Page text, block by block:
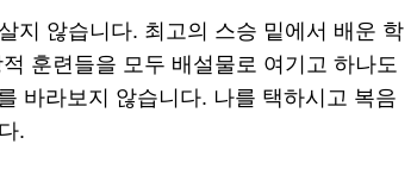
지 않습니다. 최고의 스승 밑에서 배운 학
훈련들을 모두 배설물로 여기고 하나도
바라보지 않습니다. 나를 택하시고 복음
.